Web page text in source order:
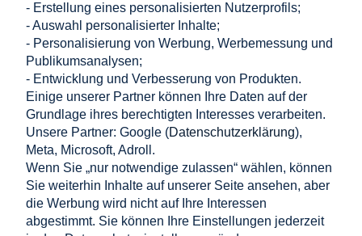
Einkaufen
Hilfe
Mein Konto
Information
KONTAKT
Altamira Sp. z o. o.
Budowlanych 6/51, 95-040 Koluszki, Polen
- Erstellung eines personalisierten Nutzerprofils;
- Auswahl personalisierter Inhalte;
- Personalisierung von Werbung, Werbemessung und
Publikumsanalysen;
- Entwicklung und Verbesserung von Produkten.
Einige unserer Partner können Ihre Daten auf der
Grundlage ihres berechtigten Interesses verarbeiten.
Unsere Partner: Google (Datenschutzerklärung),
Meta, Microsoft, Adroll.
Wenn Sie „nur notwendige zulassen“ wählen, können
Sie weiterhin Inhalte auf unserer Seite ansehen, aber
die Werbung wird nicht auf Ihre Interessen
abgestimmt. Sie können Ihre Einstellungen jederzeit